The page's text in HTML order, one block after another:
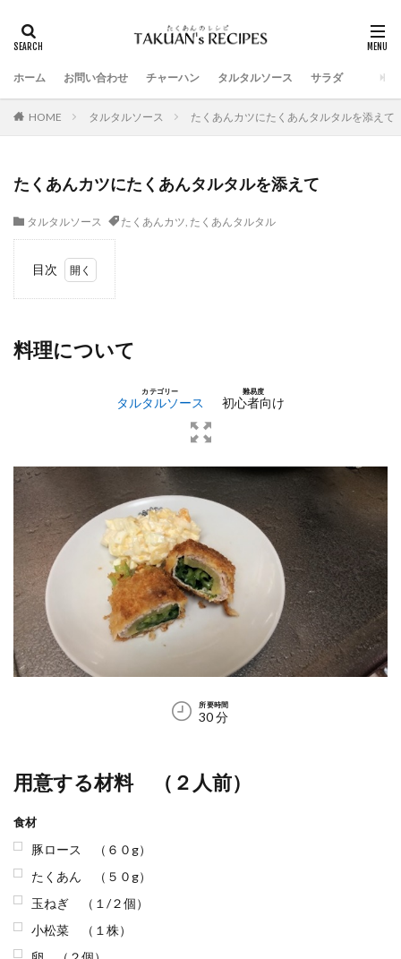
ホーム お問い合わせ チャーハン タルタルソース サラダ
HOME タルタルソース たくあんカツにたくあんタルタルを添えて
たくあんカツにたくあんタルタルを添えて
タルタルソース たくあんカツ, たくあんタルタル
目次
いて
人
手順
完成
写真
5
材料
6
料理について
カテゴリー
タルタルソース
難易度
初心者向け
所要時間
30 分
用意する材料 （２人前）
食材
豚ロース （６０g）
たくあん （５０g）
玉ねぎ （１/２個）
小松菜 （１株）